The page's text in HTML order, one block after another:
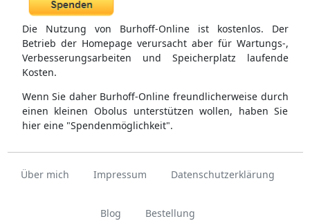
Die Nutzung von Burhoff-Online ist kostenlos. Der
Betrieb der Homepage verursacht aber für Wartungs-,
Verbesserungsarbeiten und Speicherplatz laufende
Kosten.
Wenn Sie daher Burhoff-Online freundlicherweise durch
einen kleinen Obolus unterstützen wollen, haben Sie
hier eine "Spendenmöglichkeit".
Über mich Impressum Datenschutzerklärung
Blog Bestellung